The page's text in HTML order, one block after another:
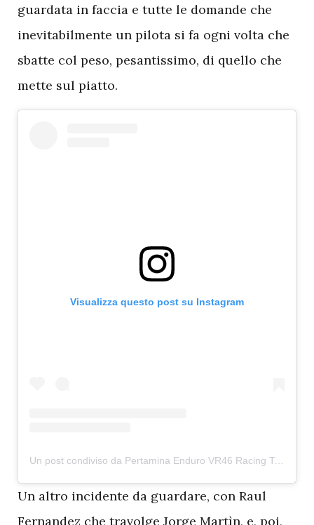
guardata in faccia e tutte le domande che
inevitabilmente un pilota si fa ogni volta che
sbatte col peso, pesantissimo, di quello che
mette sul piatto.
Visualizza questo post su Instagram
Un post condiviso da Pertamina Enduro VR46 Racing Team (@vr46racingteam)
Un altro incidente da guardare, con Raul
Fernandez che travolge Jorge Martìn, e, poi,